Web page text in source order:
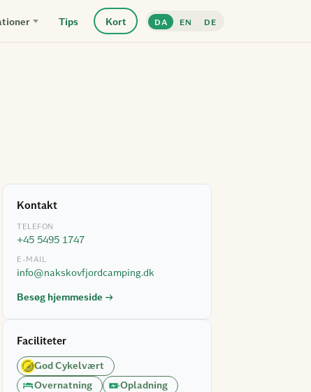
Tips Kort DA EN DE
Kontakt
TELEFON
+45 5495 1747
E-MAIL
info@nakskovfjordcamping.dk
Besøg hjemmeside →
Faciliteter
God Cykelvært
Overnatning
Opladning